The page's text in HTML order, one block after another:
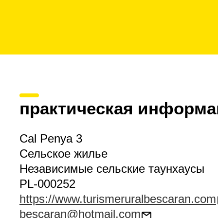
практическая
Cal Penya 3
Сельское жилье
Независимые сельские таунхаусы
PL-000252
https://www.turismeruralbescaran.com
bescaran@hotmail.com